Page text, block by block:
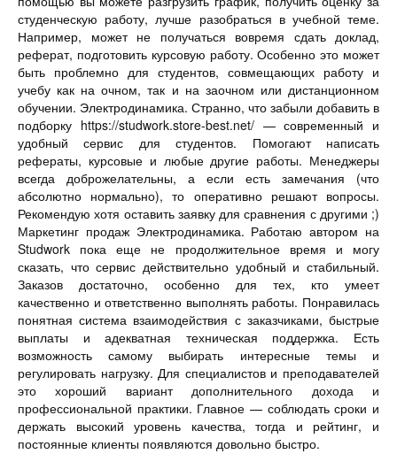
студенческую работу, лучше разобраться в учебной теме.
Например, может не получаться вовремя сдать доклад,
реферат, подготовить курсовую работу. Особенно это может
быть проблемно для студентов, совмещающих работу и
учебу как на очном, так и на заочном или дистанционном
обучении. Электродинамика. Странно, что забыли добавить в
подборку https://studwork.store-best.net/ — современный и
удобный сервис для студентов. Помогают написать
рефераты, курсовые и любые другие работы. Менеджеры
всегда доброжелательны, а если есть замечания (что
абсолютно нормально), то оперативно решают вопросы.
Рекомендую хотя оставить заявку для сравнения с другими ;)
Маркетинг продаж Электродинамика. Работаю автором на
Studwork пока еще не продолжительное время и могу
сказать, что сервис действительно удобный и стабильный.
Заказов достаточно, особенно для тех, кто умеет
качественно и ответственно выполнять работы. Понравилась
понятная система взаимодействия с заказчиками, быстрые
выплаты и адекватная техническая поддержка. Есть
возможность самому выбирать интересные темы и
регулировать нагрузку. Для специалистов и преподавателей
это хороший вариант дополнительного дохода и
профессиональной практики. Главное — соблюдать сроки и
держать высокий уровень качества, тогда и рейтинг, и
постоянные клиенты появляются довольно быстро.